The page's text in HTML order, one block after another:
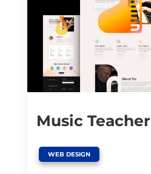
Music Teacher
WEB DESIGN